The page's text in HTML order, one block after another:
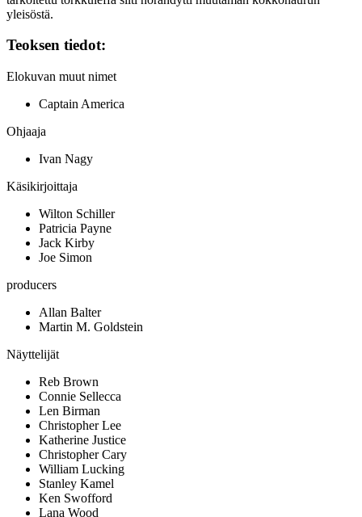
yleisöstä.
Teoksen tiedot:
Elokuvan muut nimet
Captain America
Ohjaaja
Ivan Nagy
Käsikirjoittaja
Wilton Schiller
Patricia Payne
Jack Kirby
Joe Simon
producers
Allan Balter
Martin M. Goldstein
Näyttelijät
Reb Brown
Connie Sellecca
Len Birman
Christopher Lee
Katherine Justice
Christopher Cary
William Lucking
Stanley Kamel
Ken Swofford
Lana Wood